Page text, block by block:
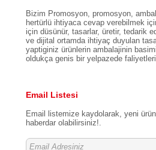
Bizim Promosyon, promosyon,
hertürlü ihtiyaca cevap verebilmek
için düsünür, tasarlar, üretir, tedarik
ve dijital ortamda ihtiyaç duyulan
yaptiginiz ürünlerin ambalajinin
oldukça genis bir yelpazede
Email Listesi
Email listemize kaydolarak, yeni
haberdar olabilirsiniz!.